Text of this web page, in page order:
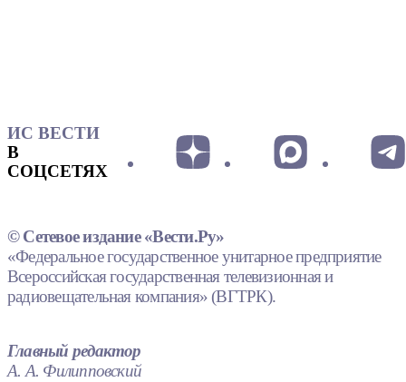
ИС ВЕСТИ
В
СОЦСЕТЯХ
© Сетевое издание «Вести.Ру»
«Федеральное государственное унитарное предприятие
Всероссийская государственная телевизионная и
радиовещательная компания» (ВГТРК).
Главный редактор
А. А. Филипповский